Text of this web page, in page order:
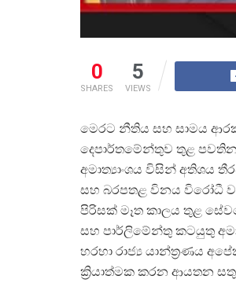
0
SHARES
5
VIEWS
මෙරට නීතිය සහ සාමය
දෙපාර්‌තමේන්තුව තුළ
අමාත්යාංශය විසින් අතිශය
සහ බරපතළ විනය විරෝධී
පිරිසක් මෑත කාලය තුළ
සහ පාර්‌ලිමේන්තු කටයුතු
හරහා රාජ් ය යාන්ත්රණය
ක්රියාත්මක කරන ආයතන සතු